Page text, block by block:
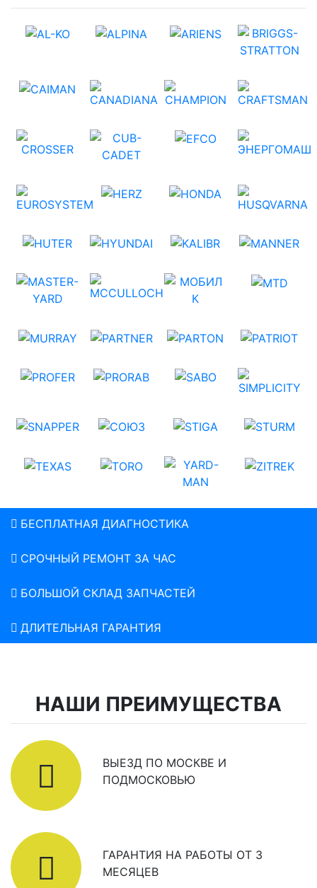
БЕСПЛАТНАЯ ДИАГНОСТИКА
СРОЧНЫЙ РЕМОНТ ЗА ЧАС
БОЛЬШОЙ СКЛАД ЗАПЧАСТЕЙ
ДЛИТЕЛЬНАЯ ГАРАНТИЯ
НАШИ ПРЕИМУЩЕСТВА
ВЫЕЗД ПО МОСКВЕ И
ПОДМОСКОВЬЮ
ГАРАНТИЯ НА РАБОТЫ ОТ 3
МЕСЯЦЕВ